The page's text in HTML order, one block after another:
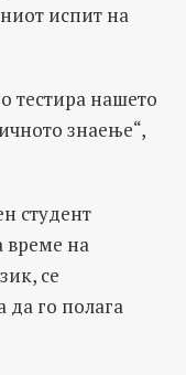
испит на
тестира нашето
знаење“,
студент
време на
се
да го полага